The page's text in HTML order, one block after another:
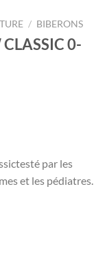
/ BIBERONS
0-
par les
et les pédiatres.